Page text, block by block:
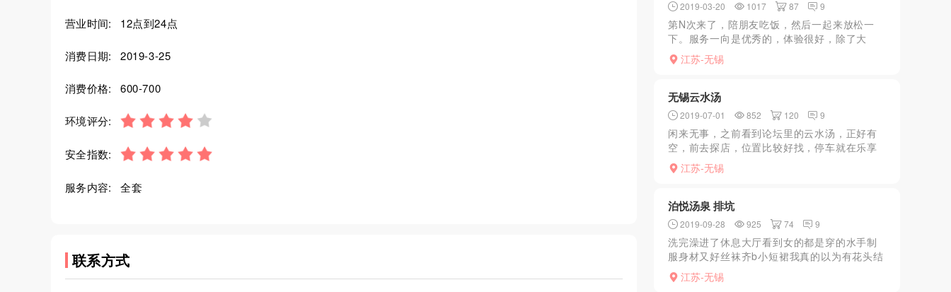
营业时间: 12点到24点
消费日期: 2019-3-25
消费价格: 600-700
环境评分:
安全指数:
服务内容: 全套
联系方式
2019-03-20 1017 87 9
第N次来了，陪朋友吃饭，然后一起来放松一
下。服务一向是优秀的，体验很好，除了大
活，其他要求也都能满足。朋友还加了个钟，
估计是看中妹子想多聊会吧，总体不错，推荐
江苏-无锡
无锡云水汤
2019-07-01 852 120 9
闲来无事，之前看到论坛里的云水汤，正好有
空，前去探店，位置比较好找，停车就在乐享
城楼下，一楼拿手牌上二楼更衣沐浴，接着进
大厅休息，得知最近风大所有spa都暂停，看来
江苏-无锡
泊悦汤泉 排坑
2019-09-28 925 74 9
洗完澡进了休息大厅看到女的都是穿的水手制
服身材又好丝袜齐b小短裙我真的以为有花头结
果进了包厢点了技师才知道只有正规按摩摸都
不让摸的真是扫兴
江苏-无锡